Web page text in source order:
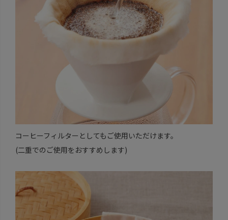
コーヒーフィルターとしてもご使用いただけます。
(二重でのご使用をおすすめします)